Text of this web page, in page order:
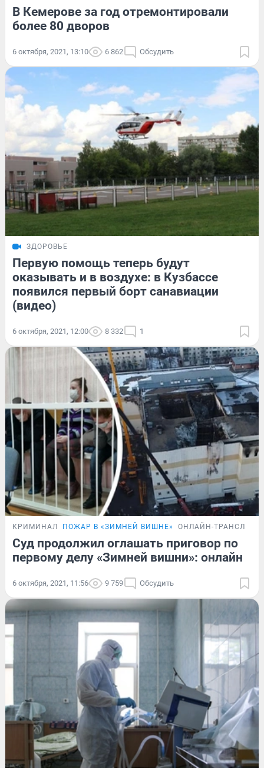
В Кемерове за год отремонтировали
более 80 дворов
6 октября, 2021, 13:10 6 862 Обсудить
ЗДОРОВЬЕ
Первую помощь теперь будут
оказывать и в воздухе: в Кузбассе
появился первый борт санавиации
(видео)
6 октября, 2021, 12:00 8 332 1
КРИМИНАЛ ПОЖАР В «ЗИМНЕЙ ВИШНЕ» ОНЛАЙН-
Суд продолжил оглашать приговор по
первому делу «Зимней вишни»: онлайн
6 октября, 2021, 11:56 9 759 Обсудить